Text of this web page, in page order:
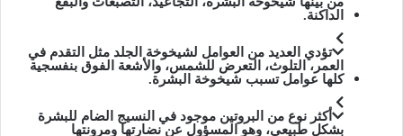
الداكنة.
تؤدي العديد من العوامل لشيخوخة الجلد مثل التقدم في
العمر، التلوث، التعرض للشمس، والأشعة الفوق بنفسجية
كلها عوامل تسبب شيخوخة البشرة.
أكثر نوع من البروتين موجود في النسيج الضام للبشرة
بشكلٍ طبيعي، وهو المسؤول عن نضارتها ومرونتها